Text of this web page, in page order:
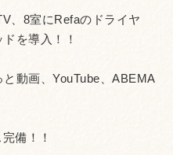
、8室にRefaのドライヤ
を導入！！
動画、YouTube、ABEMA
備！！